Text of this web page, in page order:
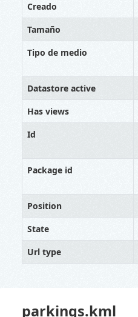
parkings.kml
Creado
Tamaño
Tipo de medio
Datastore active
Has views
Id
Package id
Position
State
Url type